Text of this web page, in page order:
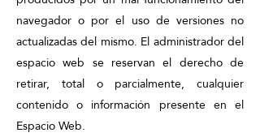
navegador o por el uso de versiones no
actualizadas del mismo. El administrador del
espacio web se reservan el derecho de
retirar, total o parcialmente, cualquier
contenido o información presente en el
Espacio Web.